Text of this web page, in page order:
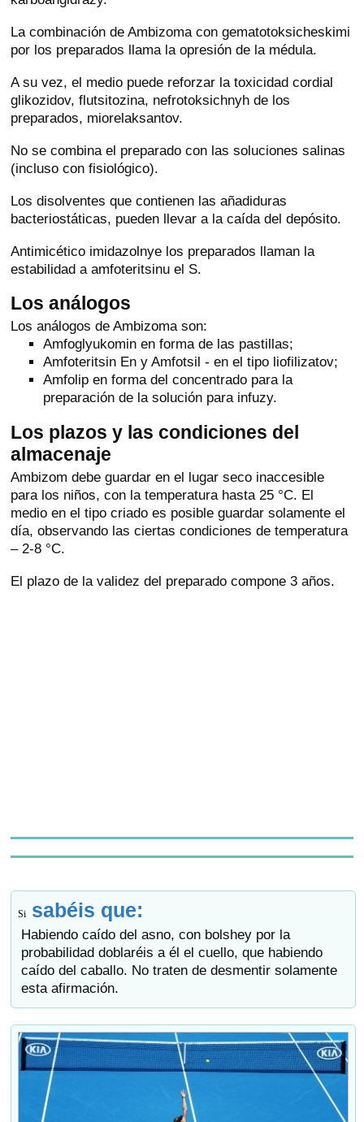
La combinación de Ambizoma con gematotoksicheskimi
por los preparados llama la opresión de la médula.
A su vez, el medio puede reforzar la toxicidad cordial
glikozidov, flutsitozina, nefrotoksichnyh de los
preparados, miorelaksantov.
No se combina el preparado con las soluciones salinas
(incluso con fisiológico).
Los disolventes que contienen las añadiduras
bacteriostáticas, pueden llevar a la caída del depósito.
Antimicético imidazolnye los preparados llaman la
estabilidad a amfoteritsinu el S.
Los análogos
Los análogos de Ambizoma son:
Amfoglyukomin en forma de las pastillas;
Amfoteritsin En y Amfotsil - en el tipo liofilizatov;
Amfolip en forma del concentrado para la
preparación de la solución para infuzy.
Los plazos y las condiciones del
almacenaje
Ambizom debe guardar en el lugar seco inaccesible
para los niños, con la temperatura hasta 25 °C. El
medio en el tipo criado es posible guardar solamente el
día, observando las ciertas condiciones de temperatura
– 2-8 °C.
El plazo de la validez del preparado compone 3 años.
Si sabéis que:
Habiendo caído del asno, con bolshey por la
probabilidad doblaréis a él el cuello, que habiendo
caído del caballo. No traten de desmentir solamente
esta afirmación.